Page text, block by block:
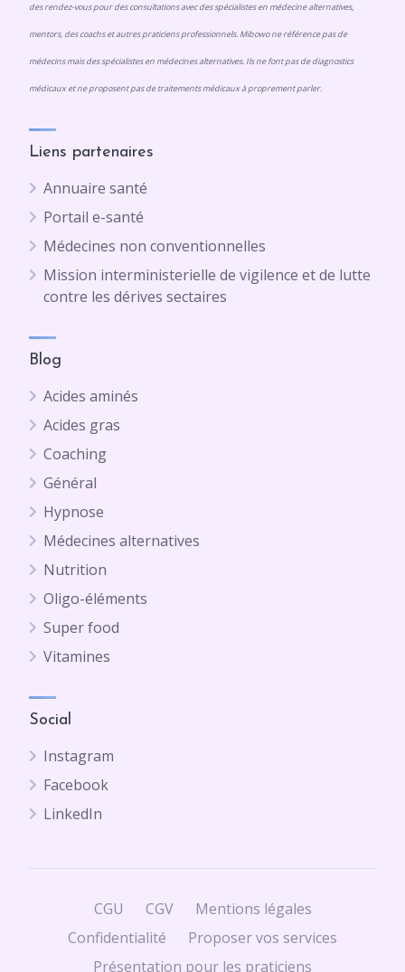
des rendez-vous pour des consultations avec des spécialistes en médecine alternatives,
mentors, des coachs et autres praticiens professionnels. Mibowo ne référence pas de
médecins mais des spécialistes en médecines alternatives. Ils ne font pas de diagnostics
médicaux et ne proposent pas de traitements médicaux à proprement parler.
Liens partenaires
Annuaire santé
Portail e-santé
Médecines non conventionnelles
Mission interministerielle de vigilence et de lutte
contre les dérives sectaires
Blog
Acides aminés
Acides gras
Coaching
Général
Hypnose
Médecines alternatives
Nutrition
Oligo-éléments
Super food
Vitamines
Social
Instagram
Facebook
LinkedIn
CGU CGV
Mentions légales
Confidentialité
Proposer vos services
Présentation pour les praticiens